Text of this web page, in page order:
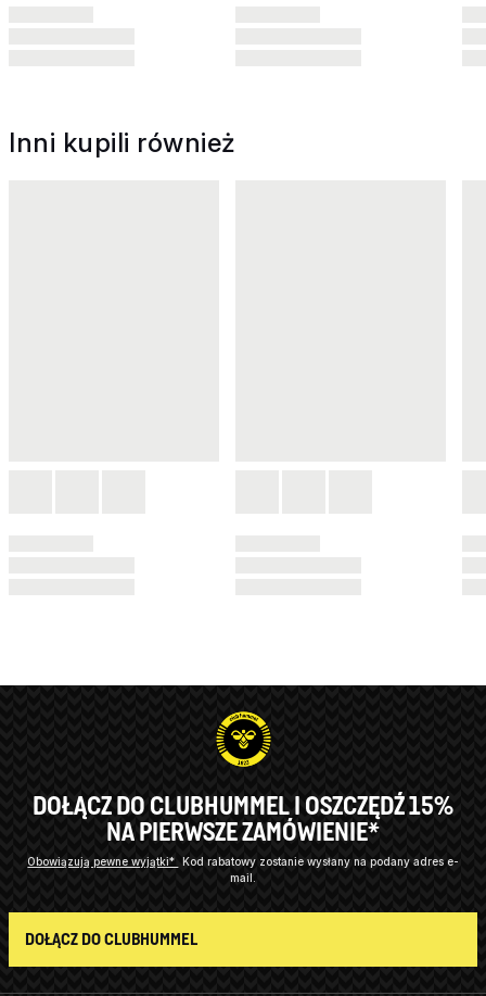
Inni kupili również
DOŁĄCZ DO CLUBHUMMEL I OSZCZĘDŹ 15%
NA PIERWSZE ZAMÓWIENIE*
Obowiązują pewne wyjątki* Kod rabatowy zostanie wysłany na podany adres e-
mail.
DOŁĄCZ DO CLUBHUMMEL